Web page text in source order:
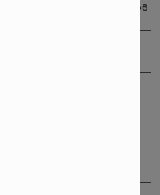
с впечатляващ нов
на промоция
промоция. Това за
и заболяване,
трудова.